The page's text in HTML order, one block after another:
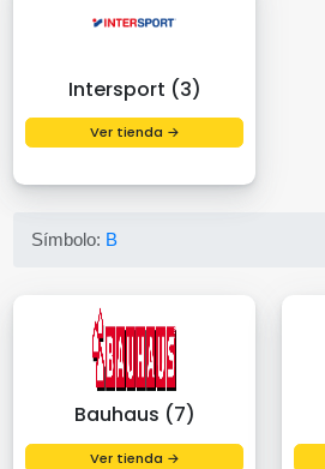
Intersport (3)
Ver tienda →
Símbolo: B
Bauhaus (7)
Ver tienda →